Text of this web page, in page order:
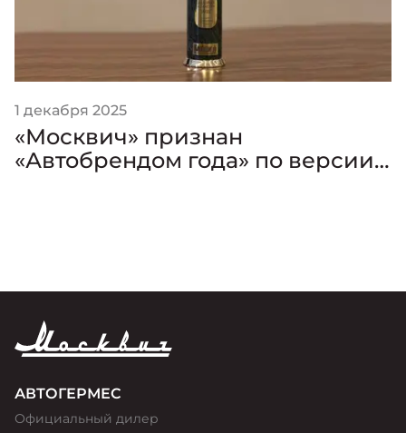
1 декабря 2025
«Москвич» признан
«Автобрендом года» по версии
АВТОГЕРМЕС
Официальный дилер